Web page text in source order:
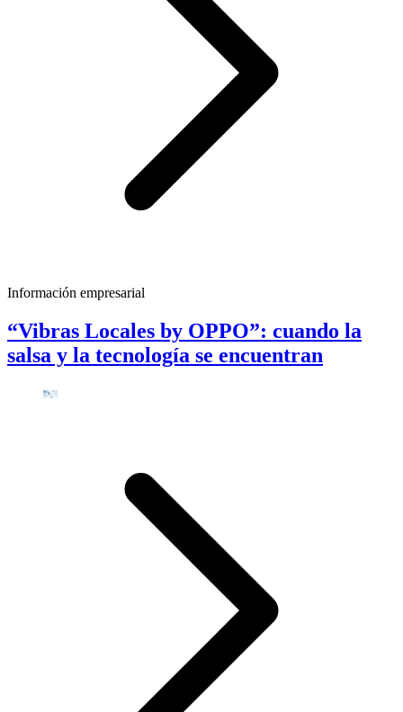
Información empresarial
“Vibras Locales by OPPO”: cuando la
salsa y la tecnología se encuentran